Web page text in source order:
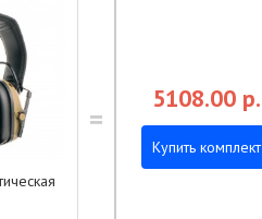
=
5108.00 р.
Купить комплект